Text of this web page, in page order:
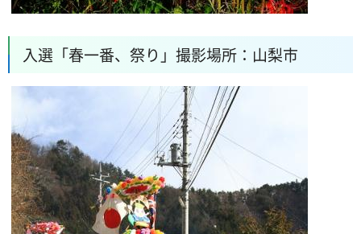
入選「春一番、祭り」撮影場所：山梨市